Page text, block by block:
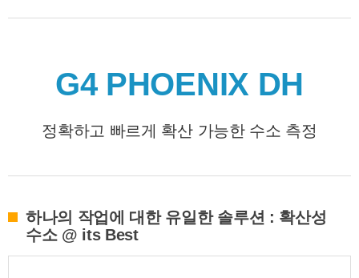
G4 PHOENIX DH
정확하고 빠르게 확산 가능한 수소 측정
하나의 작업에 대한 유일한 솔루션 : 확산성
수소 @ its Best